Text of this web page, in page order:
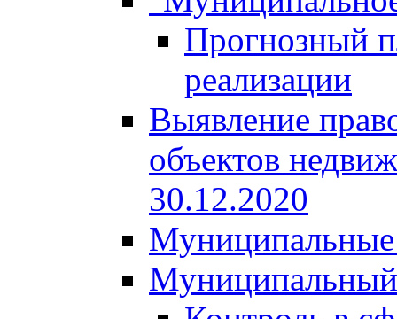
Прогнозный
реализации
Выявление
объектов
30.12.2020
Муниципальные
Муниципальный